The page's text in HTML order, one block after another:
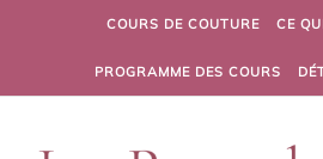
Skip to contentCOURS DE COUTURE CE
PROGRAMME DES COURS